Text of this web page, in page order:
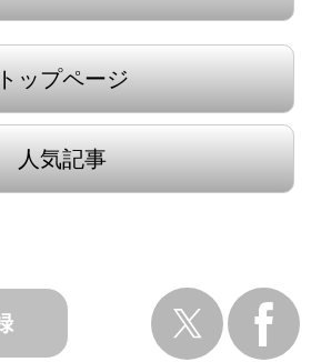
トップページ
人気記事